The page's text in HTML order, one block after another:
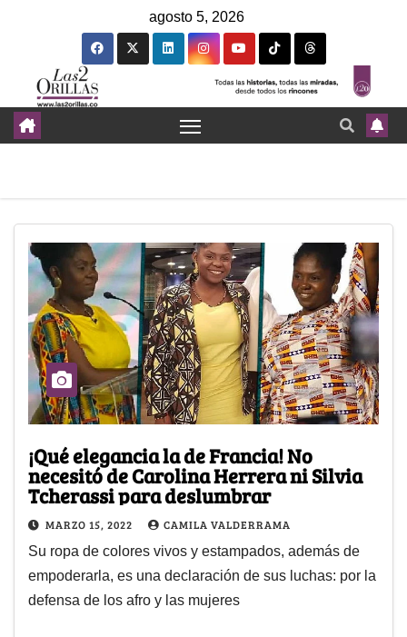
agosto 5, 2026
¡Qué elegancia la de Francia! No
necesitó de Carolina Herrera ni Silvia
Tcherassi para deslumbrar
MARZO 15, 2022 CAMILA VALDERRAMA
Su ropa de colores vivos y estampados, además de
empoderarla, es una declaración de sus luchas: por la
defensa de los afro y las mujeres